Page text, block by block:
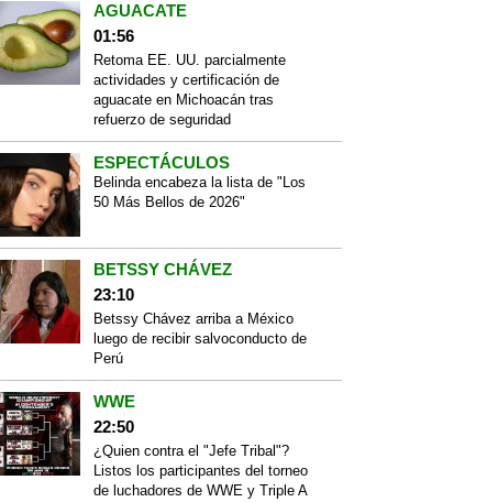
AGUACATE
01:56
Retoma EE. UU. parcialmente
actividades y certificación de
aguacate en Michoacán tras
refuerzo de seguridad
ESPECTÁCULOS
Belinda encabeza la lista de "Los
50 Más Bellos de 2026"
BETSSY CHÁVEZ
23:10
Betssy Chávez arriba a México
luego de recibir salvoconducto de
Perú
WWE
22:50
¿Quien contra el "Jefe Tribal"?
Listos los participantes del torneo
de luchadores de WWE y Triple A